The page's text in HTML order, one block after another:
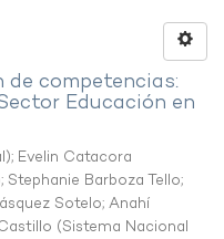
competencias:
Educación en
; Evelin Catacora
; Stephanie Barboza Tello;
Sotelo; Anahí
(Sistema Nacional